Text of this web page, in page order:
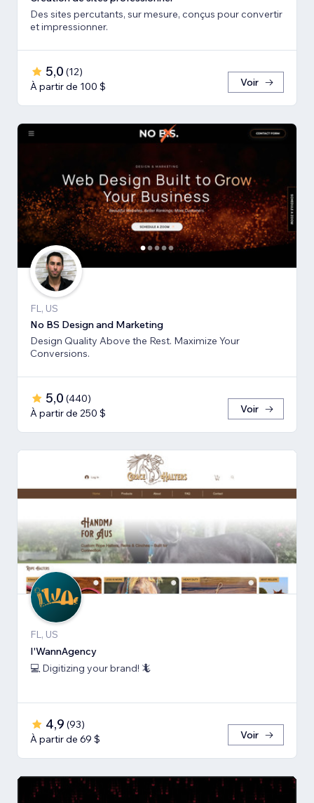
Des sites percutants, sur mesure, conçus pour convertir
et impressionner.
5,0 (12)
À partir de 100 $
Voir
FL, US
No BS Design and Marketing
Design Quality Above the Rest. Maximize Your
Conversions.
5,0 (440)
À partir de 250 $
Voir
FL, US
I'WannAgency
💻 Digitizing your brand! 🦎
4,9 (93)
À partir de 69 $
Voir